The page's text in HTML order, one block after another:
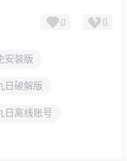
0 0
安装版
日破解版
日离线账号